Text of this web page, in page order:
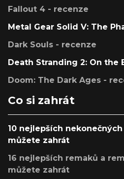
Fallout 4 - recenze
Metal Gear Solid V: The
Dark Souls - recenze
Death Stranding 2: On the
Doom: The Dark Ages -
Co si zahrát
10 nejlepších
můžete zahrát
16 nejlepších remaků a
můžete zahrát